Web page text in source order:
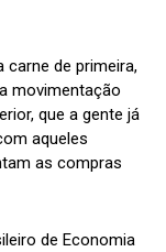
carne de primeira,
movimentação
que a gente já
aqueles
as compras
de Economia